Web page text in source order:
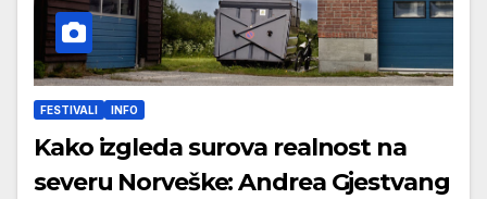
FESTIVALI INFO
Kako izgleda surova realnost na
severu Norveške: Andrea Gjestvang